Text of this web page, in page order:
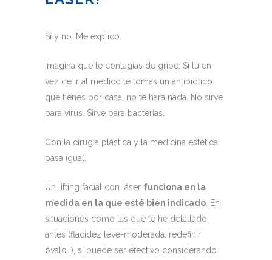
Sí y no. Me explico.
Imagina que te contagias de gripe. Si tú en
vez de ir al médico te tomas un antibiótico
que tienes por casa, no te hará nada. No sirve
para virus. Sirve para bacterias.
Con la cirugía plástica y la medicina estética
pasa igual.
Un lifting facial con láser funciona en la
medida en la que esté bien indicado . En
situaciones como las que te he detallado
antes (flacidez leve-moderada, redefinir
óvalo…), sí puede ser efectivo considerando